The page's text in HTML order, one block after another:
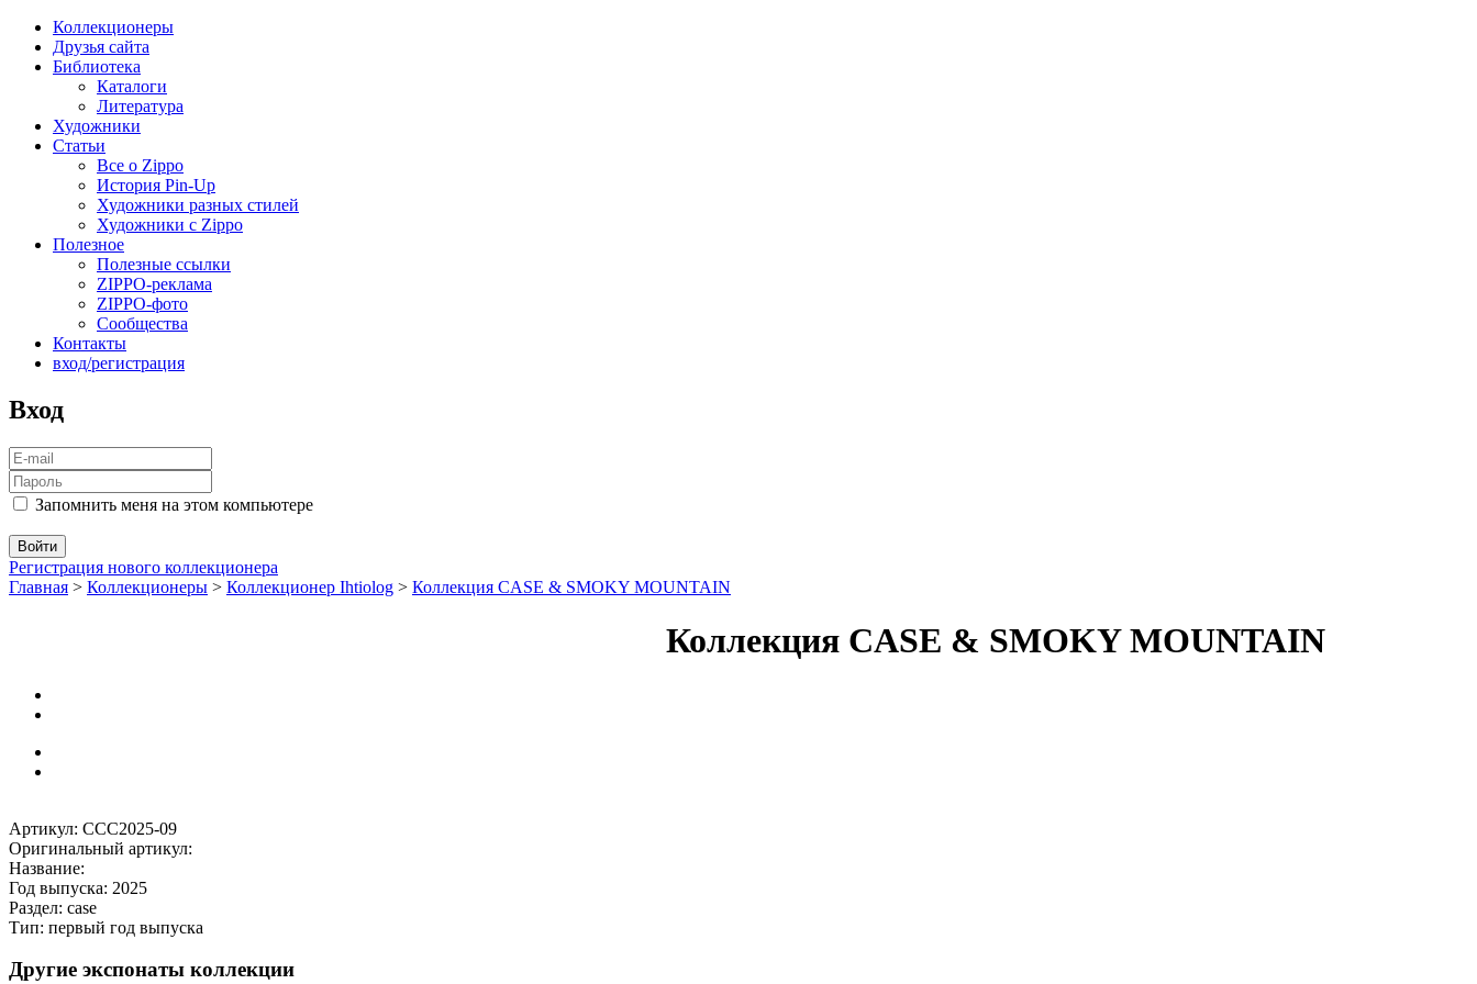
Коллекционеры
Друзья сайта
Библиотека
Каталоги
Литература
Художники
Статьи
Все о Zippo
История Pin-Up
Художники разных стилей
Художники с Zippo
Полезное
Полезные ссылки
ZIPPO-реклама
ZIPPO-фото
Сообщества
Контакты
вход/регистрация
Вход
Запомнить меня на этом компьютере
Регистрация нового коллекционера
Главная > Коллекционеры > Коллекционер Ihtiolog > Коллекция CASE & SMOKY MOUNTAIN
Коллекция CASE & SMOKY MOUNTAIN
Артикул: CCC2025-09
Оригинальный артикул:
Название:
Год выпуска: 2025
Раздел: case
Тип: первый год выпуска
Другие экспонаты коллекции